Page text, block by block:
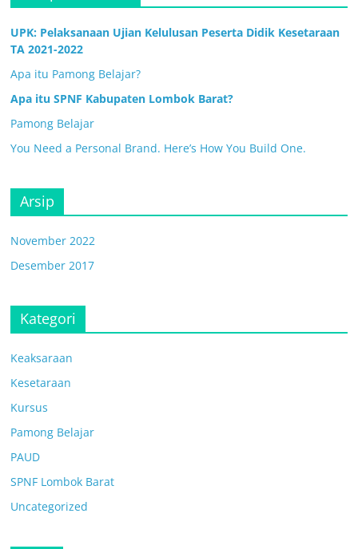
UPK: Pelaksanaan Ujian Kelulusan Peserta Didik Kesetaraan
TA 2021-2022
Apa itu Pamong Belajar?
Apa itu SPNF Kabupaten Lombok Barat?
Pamong Belajar
You Need a Personal Brand. Here’s How You Build One.
Arsip
November 2022
Desember 2017
Kategori
Keaksaraan
Kesetaraan
Kursus
Pamong Belajar
PAUD
SPNF Lombok Barat
Uncategorized